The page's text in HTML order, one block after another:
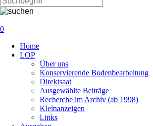
0
überspringen
Home
LOP
Über uns
Konservierende Bodenbearbeitung
Direktsaat
Ausgewählte Beiträge
Recherche im Archiv (ab 1998)
Kleinanzeigen
Links